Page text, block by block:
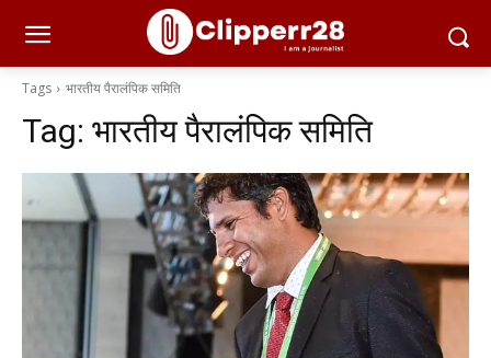
Tags भारतीय पैरालंपिक समिति
Tag: भारतीय पैरालंपिक समिति